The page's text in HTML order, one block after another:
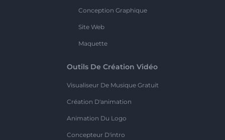
Conception Graphique
Site Web
Maquette
Outils De Création Vidéo
Visualiseur De Musique Gratuit
Création D'animation
Animation Du Logo
Concepteur D'intro